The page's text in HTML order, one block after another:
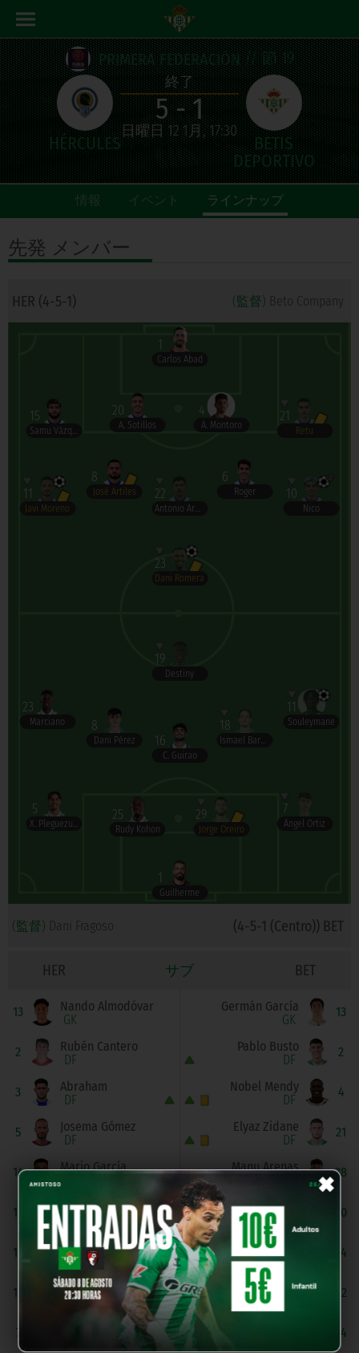
PRIMERA FEDERACIÓN// 節 19
終了
5 - 1
日曜日 12 1月, 17:30
情報 イベント ラインナップ
×
先発 メンバー
HER (4-5-1) (監督) Beto Company
(監督) Dani Fragoso (4-5-1 (Centro)) BET
1
Carlos Abad
4
A. Montoro
20
A. Sotillos
21
Retu
15
Samu Vázquez
6
Roger
8
José Artiles 22
Antonio Aranda
10
Nico
11
Javi Moreno
23
Dani Romera
1
Guilherme
25
Rudy Kohon
29
Jorge Oreiro
5
X. Pleguezuelo
7
Ángel Ortiz
16
C. Guirao
18
Ismael Barea
8
Dani Pérez
11
Souleymane
23
Marciano
19
Destiny
HER サブ BET
13
GK
Nando Almodóvar
2
DF
Rubén Cantero
3
DF
Abraham
5
DF
Josema Gómez
14 Mario García
16 F. Angong
18
MF
O. Soldevila
19
MF
C. Mangada
7
13
GK
Germán García
2
DF
Pablo Busto
4
DF
Nobel Mendy
21
DF
Elyaz Zidane
38
Manu Arenas
10
Carlos Reina
14
MF
Sander Ballero
22
Usse Diao
24